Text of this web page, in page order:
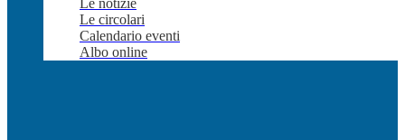
Le notizie
Le circolari
Calendario eventi
Albo online